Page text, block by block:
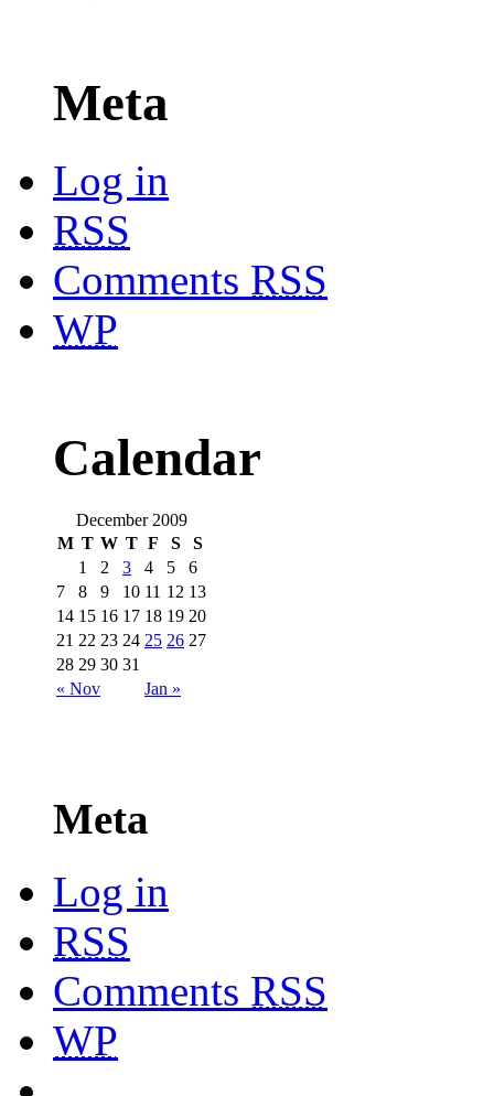
Meta
Log in
RSS
Comments RSS
WP
Calendar
December 2009
M T W T F S S
« Nov Jan »
1 2 3 4 5
6
7
8 9 10 11 12 13
14 15 16 17 18 19 20
21 22 23 24 25 26 27
28 29 30 31
Meta
Log in
RSS
Comments RSS
WP